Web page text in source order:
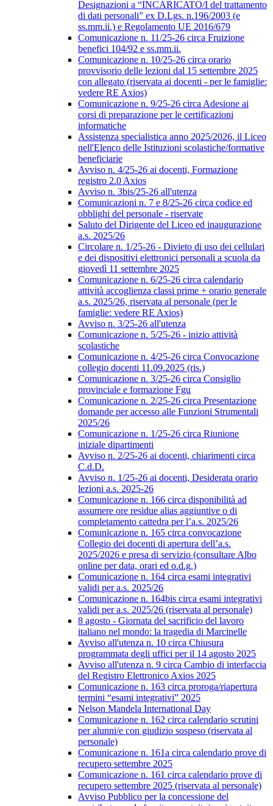
Designazioni a “INCARICATO/I del trattamento
di dati personali” ex D.Lgs. n.196/2003 (e
ss.mm.ii.) e Regolamento UE 2016/679
Comunicazione n. 11/25-26 circa Fruizione
benefici 104/92 e ss.mm.ii.
Comunicazione n. 10/25-26 circa orario
provvisorio delle lezioni dal 15 settembre 2025
con allegato (riservata ai docenti - per le famiglie:
vedere RE Axios)
Comunicazione n. 9/25-26 circa Adesione ai
corsi di preparazione per le certificazioni
informatiche
Assistenza specialistica anno 2025/2026, il Liceo
nell'Elenco delle Istituzioni scolastiche/formative
beneficiarie
Avviso n. 4/25-26 ai docenti, Formazione
registro 2.0 Axios
Avviso n. 3bis/25-26 all'utenza
Comunicazioni n. 7 e 8/25-26 circa codice ed
obblighi del personale - riservate
Saluto del Dirigente del Liceo ed inaugurazione
a.s. 2025/26
Circolare n. 1/25-26 - Divieto di uso dei cellulari
e dei dispositivi elettronici personali a scuola da
giovedì 11 settembre 2025
Comunicazione n. 6/25-26 circa calendario
attività accoglienza classi prime + orario generale
a.s. 2025/26, riservata al personale (per le
famiglie: vedere RE Axios)
Avviso n. 3/25-26 all'utenza
Comunicazione n. 5/25-26 - inizio attività
scolastiche
Comunicazione n. 4/25-26 circa Convocazione
collegio docenti 11.09.2025 (ris.)
Comunicazione n. 3/25-26 circa Consiglio
provinciale e formazione Fgu
Comunicazione n. 2/25-26 circa Presentazione
domande per accesso alle Funzioni Strumentali
2025/26
Comunicazione n. 1/25-26 circa Riunione
iniziale dipartimenti
Avviso n. 2/25-26 ai docenti, chiarimenti circa
C.d.D.
Avviso n. 1/25-26 ai docenti, Desiderata orario
lezioni a.s. 2025-26
Comunicazione n. 166 circa disponibilità ad
assumere ore residue alias aggiuntive o di
completamento cattedra per l’a.s. 2025/26
Comunicazione n. 165 circa convocazione
Collegio dei docenti di apertura dell’a.s.
2025/2026 e presa di servizio (consultare Albo
online per data, orari ed o.d.g.)
Comunicazione n. 164 circa esami integrativi
validi per a.s. 2025/26
Comunicazione n. 164bis circa esami integrativi
validi per a.s. 2025/26 (riservata al personale)
8 agosto - Giornata del sacrificio del lavoro
italiano nel mondo: la tragedia di Marcinelle
Avviso all'utenza n. 10 circa Chiusura
programmata degli uffici per il 14 agosto 2025
Avviso all'utenza n. 9 circa Cambio di interfaccia
del Registro Elettronico Axios 2025
Comunicazione n. 163 circa proroga/riapertura
termini “esami integrativi” 2025
Nelson Mandela International Day
Comunicazione n. 162 circa calendario scrutini
per alunni/e con giudizio sospeso (riservata al
personale)
Comunicazione n. 161a circa calendario prove di
recupero settembre 2025
Comunicazione n. 161 circa calendario prove di
recupero settembre 2025 (riservata al personale)
Avviso Pubblico per la concessione del